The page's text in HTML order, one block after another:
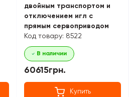
двойным транспортом и
отключением игл с
прямым сервоприводом
Код товару: 8522
В наличии
60615грн.
Купить